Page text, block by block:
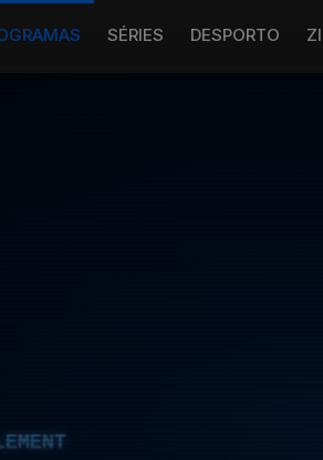
SÉRIES DESPORTO